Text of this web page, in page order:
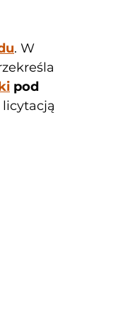
. W
pod